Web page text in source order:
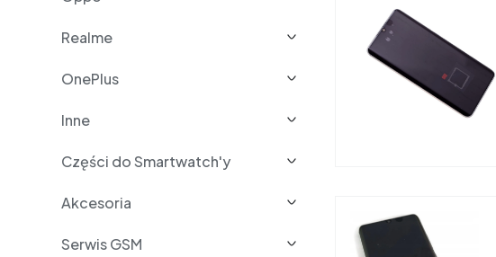
Realme
OnePlus
Inne
Części do Smartwatch'y
Akcesoria
Serwis GSM